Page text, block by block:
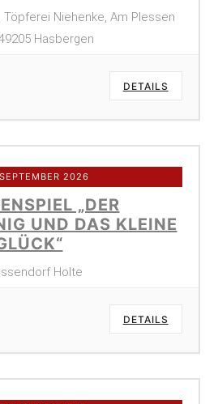
Niehenke, Am Plessen
Hasbergen
DETAILS
2026
„DER
UND DAS KLEINE
Holte
DETAILS